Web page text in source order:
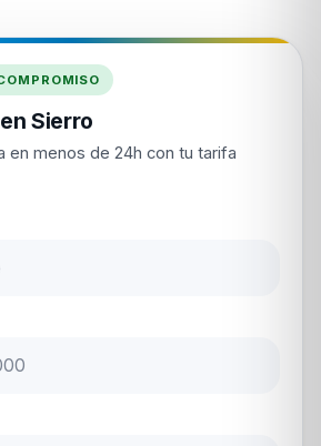
Sierro
en menos de 24h con tu tarifa